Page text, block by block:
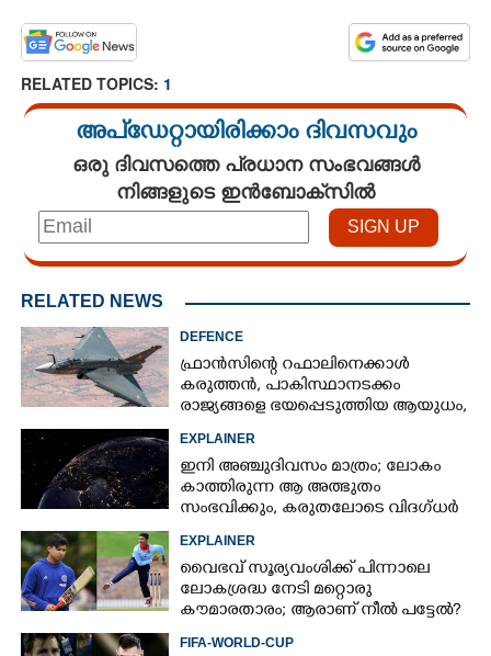
RELATED TOPICS: 1
അപ്ഡേറ്റായിരിക്കാം ദിവസവും
ഒരു ദിവസത്തെ പ്രധാന സംഭവങ്ങൾ
നിങ്ങളുടെ ഇൻബോക്സിൽ
RELATED NEWS
DEFENCE
ഫ്രാൻസിന്റെ റഫാലിനെക്കാൾ
കരുത്തൻ,​ പാകിസ്ഥാനടക്കം
രാജ്യങ്ങളെ ഭയപ്പെടുത്തിയ ആയുധം,​
EXPLAINER
ഇനി അഞ്ചുദിവസം മാത്രം; ലോകം
കാത്തിരുന്ന ആ അത്ഭുതം
സംഭവിക്കും, കരുതലോടെ വിദഗ്ധർ
EXPLAINER
വൈഭവ് സൂര്യവംശിക്ക് പിന്നാലെ
ലോകശ്രദ്ധ നേടി മറ്റൊരു
കൗമാരതാരം; ആരാണ് നീൽ പട്ടേൽ?
FIFA-WORLD-CUP
Copy Link